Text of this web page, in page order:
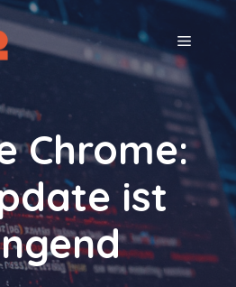
MENÜ
Chrome:
ist